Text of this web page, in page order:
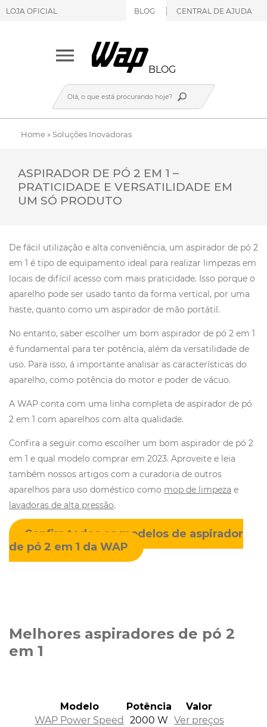
LOJA OFICIAL BLOG CENTRAL DE AJUDA
BLOG
Home»Soluções Inovadoras
ASPIRADOR DE PÓ 2 EM 1 –
PRATICIDADE E VERSATILIDADE EM
UM SÓ PRODUTO
De fácil utilização e alta conveniência, um aspirador de pó 2
em 1 é tipo de equipamento ideal para realizar limpezas em
locais de difícil acesso com mais praticidade. Isso porque o
aparelho pode ser usado tanto da forma vertical, por uma
haste, quanto como um aspirador de mão portátil.
No entanto, saber escolher um bom aspirador de pó 2 em 1
é fundamental para ter potência, além da versatilidade de
uso. Para isso, á importante analisar as características do
aparelho, como potência do motor e poder de vácuo.
A WAP conta com uma linha completa de aspirador de pó
2 em 1 com aparelhos com alta qualidade.
Confira a seguir como escolher um bom aspirador de pó 2
em 1 e qual modelo comprar em 2023. Aproveite e leia
também nossos artigos com a curadoria de outros
aparelhos para uso doméstico como mop de limpeza e
lavadoras de alta pressão.
Confira todos os modelos de aspirador
de pó 2 em 1 da WAP
Melhores aspiradores de pó 2
em 1
Modelo Potência
Valor
WAP Power Speed
2000 W Ver preços